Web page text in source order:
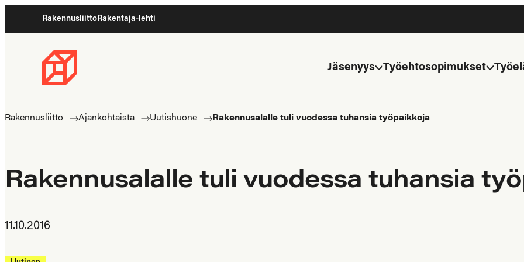
suoraan
RakennusliittoRakentaja-lehti
Rakennusliitto
ammattilaisten
Jäsenyys Työehtosopimukset
Rakennusliitto Ajankohtaista Uutishuone Rakennusalalle tuli vuodessa tuhansia työpaikkoja
Rakennusalalle tuli vuodessa tuhansia
11.10.2016